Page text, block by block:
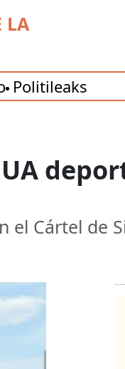
LA
Politileaks
el Cártel de